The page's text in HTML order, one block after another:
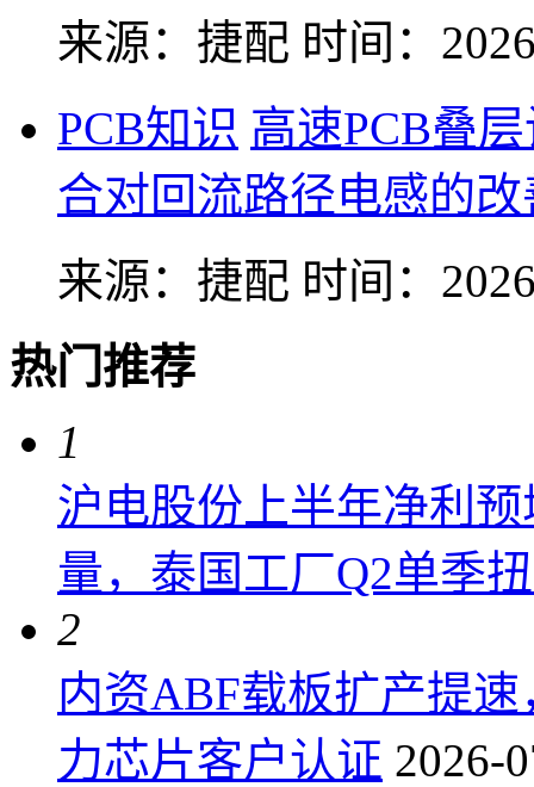
来源：捷配 时间：
PCB知识 高速PCB叠
合对回流路径电感的改
来源：捷配 时间：
热门推荐
1
沪电股份上半年净利
量，泰国工厂Q2单季
2
内资ABF载板扩产提
力芯片客户认证 2026-